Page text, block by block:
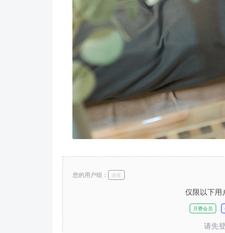
仅限以下用
月费会员
请先
您的用户组： 游客